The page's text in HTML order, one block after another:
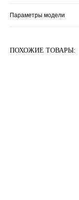
Параметры модели
ПОХОЖИЕ ТОВАРЫ: